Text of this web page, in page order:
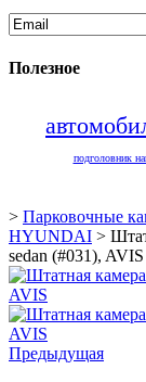
Полезное
подголовник
> Парковочные
HYUNDAI >
sedan (#031), AVIS
Предыдущая